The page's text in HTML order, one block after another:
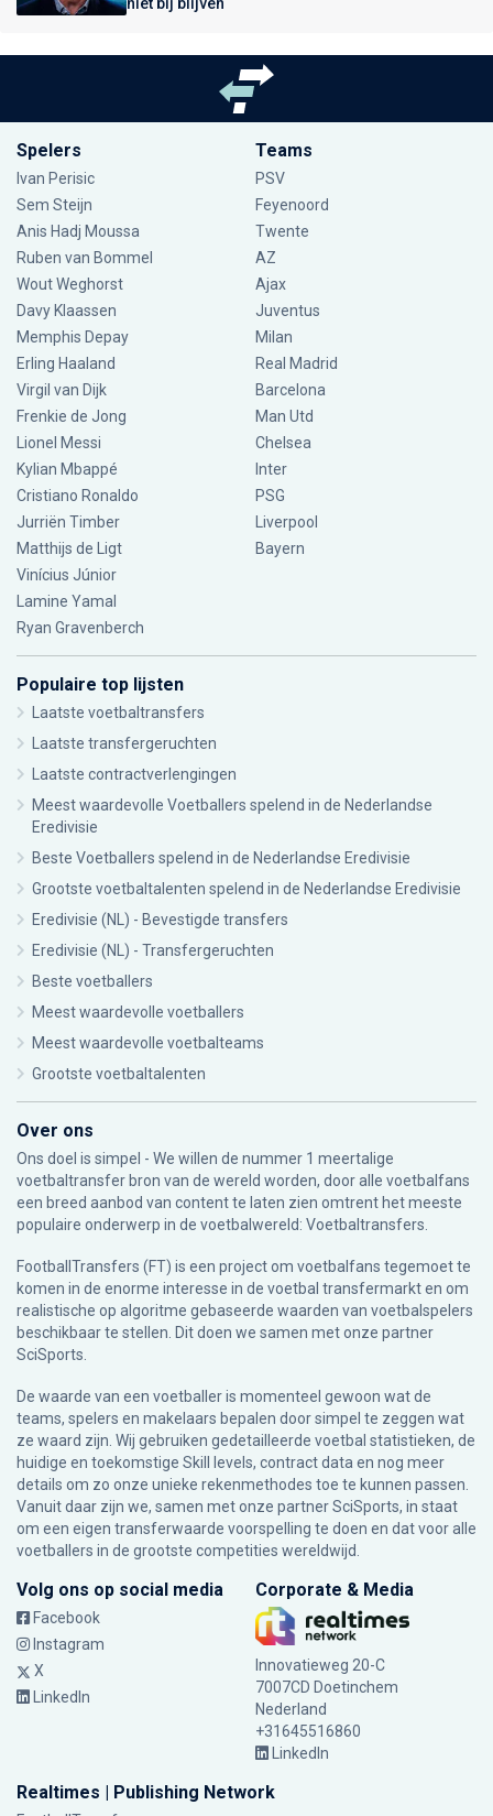
Spelers
Ivan Perisic
Sem Steijn
Anis Hadj Moussa
Ruben van Bommel
Wout Weghorst
Davy Klaassen
Memphis Depay
Erling Haaland
Virgil van Dijk
Frenkie de Jong
Lionel Messi
Kylian Mbappé
Cristiano Ronaldo
Jurriën Timber
Matthijs de Ligt
Vinícius Júnior
Lamine Yamal
Ryan Gravenberch
Teams
PSV
Feyenoord
Twente
AZ
Ajax
Juventus
Milan
Real Madrid
Barcelona
Man Utd
Chelsea
Inter
PSG
Liverpool
Bayern
Populaire top lijsten
Laatste voetbaltransfers
Laatste transfergeruchten
Laatste contractverlengingen
Meest waardevolle Voetballers spelend in de Nederlandse
Eredivisie
Beste Voetballers spelend in de Nederlandse Eredivisie
Grootste voetbaltalenten spelend in de Nederlandse Eredivisie
Eredivisie (NL) - Bevestigde transfers
Eredivisie (NL) - Transfergeruchten
Beste voetballers
Meest waardevolle voetballers
Meest waardevolle voetbalteams
Grootste voetbaltalenten
Over ons
Ons doel is simpel - We willen de nummer 1 meertalige
voetbaltransfer bron van de wereld worden, door alle voetbalfans
een breed aanbod van content te laten zien omtrent het meeste
populaire onderwerp in de voetbalwereld: Voetbaltransfers.
FootballTransfers (FT) is een project om voetbalfans tegemoet te
komen in de enorme interesse in de voetbal transfermarkt en om
realistische op algoritme gebaseerde waarden van voetbalspelers
beschikbaar te stellen. Dit doen we samen met onze partner
SciSports
De waarde van een voetballer is momenteel gewoon wat de
teams, spelers en makelaars bepalen door simpel te zeggen wat
ze waard zijn. Wij gebruiken gedetailleerde voetbal statistieken, de
huidige en toekomstige Skill levels, contract data en nog meer
details om zo onze unieke rekenmethodes toe te kunnen passen.
Vanuit daar zijn we, samen met onze partner SciSports, in staat
om een eigen transferwaarde voorspelling te doen en dat voor alle
voetballers in de grootste competities wereldwijd.
Volg ons op social media
Facebook
Instagram
X
LinkedIn
Corporate & Media
Innovatieweg 20-C
7007CD Doetinchem
Nederland
+31645516860
LinkedIn
Realtimes | Publishing Network